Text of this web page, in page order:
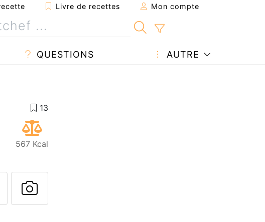
Livre de recettes Mon compte
QUESTIONS AUTRE
567 Kcal
recette à un ami
cette page
Poser une question à l'auteur
Publier votre photo de cette